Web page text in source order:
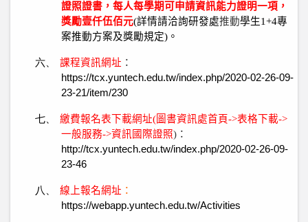
證照證書， 每人每學期可申請資訊能力證明一項，
獎勵壹仟伍佰元(詳情請洽詢研發處推動學生1+4專
案推動方案及獎勵規定)。
六、 課程資訊網址 ：
https://tcx.yuntech.edu.tw/index.php/2020-02-26-09-
23-21/item/230
七、 繳費報名表下載網址(圖書資訊處首頁->表格下載->
一般服務->資訊國際證照)：
http://tcx.yuntech.edu.tw/index.php/2020-02-26-09-
23-46
八、 線上報名網址 ：
https://webapp.yuntech.edu.tw/Activities